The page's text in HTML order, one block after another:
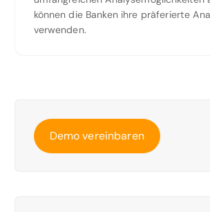
können die Banken ihre präferierte
verwenden.
Demo vereinbaren